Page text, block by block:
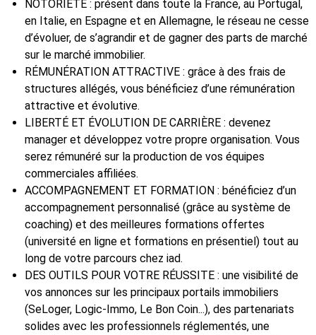
NOTORIÉTÉ : présent dans toute la France, au Portugal,
en Italie, en Espagne et en Allemagne, le réseau ne cesse
d’évoluer, de s’agrandir et de gagner des parts de marché
sur le marché immobilier.
RÉMUNÉRATION ATTRACTIVE : grâce à des frais de
structures allégés, vous bénéficiez d’une rémunération
attractive et évolutive.
LIBERTÉ ET ÉVOLUTION DE CARRIÈRE : devenez
manager et développez votre propre organisation. Vous
serez rémunéré sur la production de vos équipes
commerciales affiliées.
ACCOMPAGNEMENT ET FORMATION : bénéficiez d’un
accompagnement personnalisé (grâce au système de
coaching) et des meilleures formations offertes
(université en ligne et formations en présentiel) tout au
long de votre parcours chez iad.
DES OUTILS POUR VOTRE RÉUSSITE : une visibilité de
vos annonces sur les principaux portails immobiliers
(SeLoger, Logic-Immo, Le Bon Coin...), des partenariats
solides avec les professionnels réglementés, une